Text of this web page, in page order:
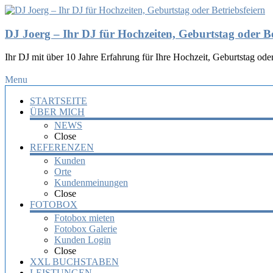
DJ Joerg – Ihr DJ für Hochzeiten, Geburtstag oder
Ihr DJ mit über 10 Jahre Erfahrung für Ihre Hochzeit, Geburtstag
Menu
STARTSEITE
ÜBER MICH
NEWS
Close
REFERENZEN
Kunden
Orte
Kundenmeinungen
Close
FOTOBOX
Fotobox mieten
Fotobox Galerie
Kunden Login
Close
XXL BUCHSTABEN